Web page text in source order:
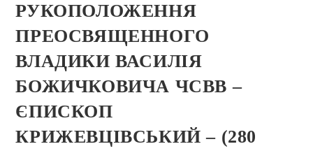
РУКОПОЛОЖЕННЯ
ПРЕОСВЯЩЕННОГО
ВЛАДИКИ ВАСИЛІЯ
БОЖИЧКОВИЧА ЧСВВ –
ЄПИСКОП
КРИЖЕВЦІВСЬКИЙ – (280